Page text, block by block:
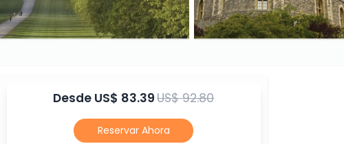
Desde US$ 83.39US$ 92.80
Reservar Ahora